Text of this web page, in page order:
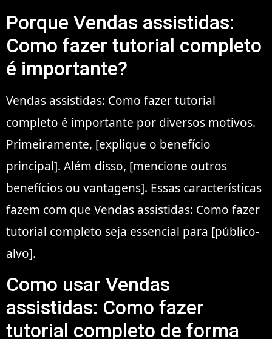
Porque Vendas assistidas:
Como fazer tutorial completo
é importante?
Vendas assistidas: Como fazer tutorial
completo é importante por diversos motivos.
Primeiramente, [explique o benefício
principal]. Além disso, [mencione outros
benefícios ou vantagens]. Essas características
fazem com que Vendas assistidas: Como fazer
tutorial completo seja essencial para [público-
alvo].
Como usar Vendas
assistidas: Como fazer
tutorial completo de forma